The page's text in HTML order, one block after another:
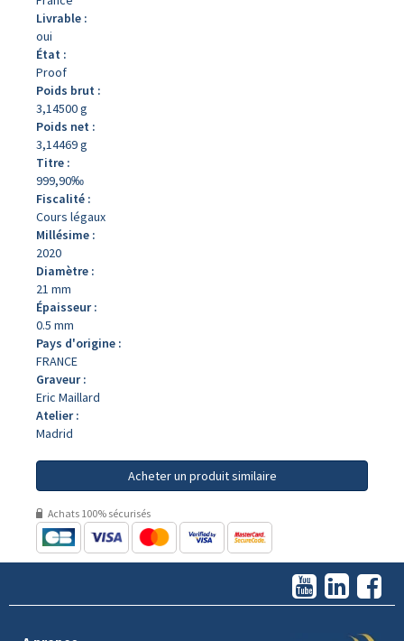
Livrable :
oui
État :
Proof
Poids brut :
3,14500 g
Poids net :
3,14469 g
Titre :
999,90‰
Fiscalité :
Cours légaux
Millésime :
2020
Diamètre :
21 mm
Épaisseur :
0.5 mm
Pays d'origine :
FRANCE
Graveur :
Eric Maillard
Atelier :
Madrid
Acheter un produit similaire
Achats 100% sécurisés